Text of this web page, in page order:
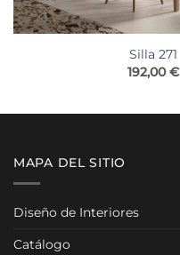
Silla 271
192,00€
MAPA DEL SITIO
Diseño de Interiores
Catálogo